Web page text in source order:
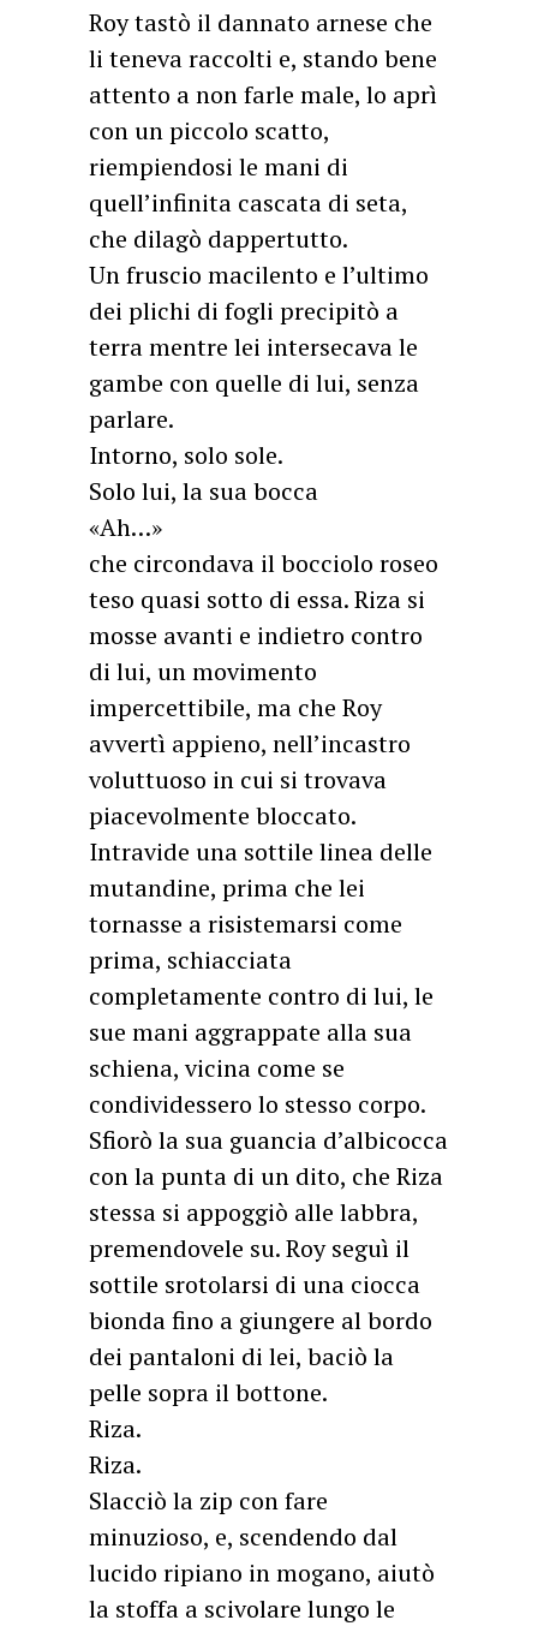
Roy tastò il dannato arnese che
li teneva raccolti e, stando bene
attento a non farle male, lo aprì
con un piccolo scatto,
riempiendosi le mani di
quell’infinita cascata di seta,
che dilagò dappertutto.
Un fruscio macilento e l’ultimo
dei plichi di fogli precipitò a
terra mentre lei intersecava le
gambe con quelle di lui, senza
parlare.
Intorno, solo sole.
Solo lui, la sua bocca
«Ah…»
che circondava il bocciolo roseo
teso quasi sotto di essa. Riza si
mosse avanti e indietro contro
di lui, un movimento
impercettibile, ma che Roy
avvertì appieno, nell’incastro
voluttuoso in cui si trovava
piacevolmente bloccato.
Intravide una sottile linea delle
mutandine, prima che lei
tornasse a risistemarsi come
prima, schiacciata
completamente contro di lui, le
sue mani aggrappate alla sua
schiena, vicina come se
condividessero lo stesso corpo.
Sfiorò la sua guancia d’albicocca
con la punta di un dito, che Riza
stessa si appoggiò alle labbra,
premendovele su. Roy seguì il
sottile srotolarsi di una ciocca
bionda fino a giungere al bordo
dei pantaloni di lei, baciò la
pelle sopra il bottone.
Riza.
Riza.
Slacciò la zip con fare
minuzioso, e, scendendo dal
lucido ripiano in mogano, aiutò
la stoffa a scivolare lungo le